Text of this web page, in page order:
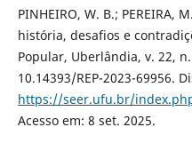
PINHEIRO, W. B.; PEREIRA,
história, desafios e
Popular, Uberlândia, v. 22,
10.14393/REP-2023-69956.
https://seer.ufu.br/
Acesso em: 8 set. 2025.